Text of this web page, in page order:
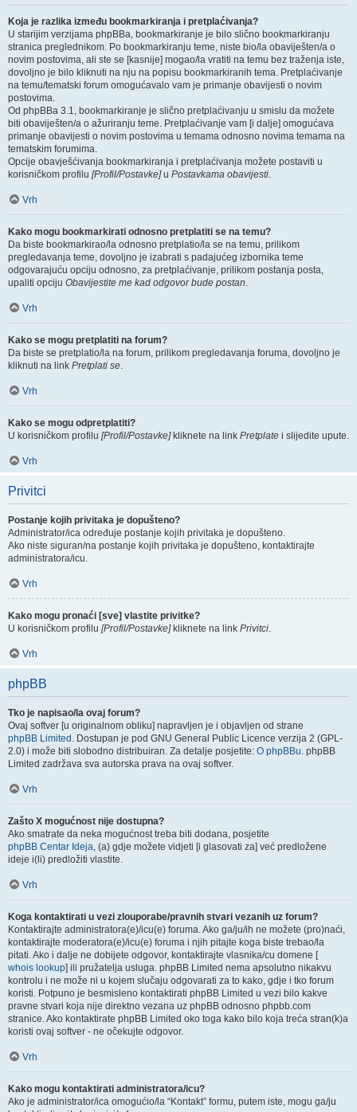
Koja je razlika između bookmarkiranja i pretplaćivanja?
U starijim verzijama phpBBa, bookmarkiranje je bilo slično bookmarkiranju
stranica preglednikom. Po bookmarkiranju teme, niste bio/la obaviješten/a o
novim postovima, ali ste se [kasnije] mogao/la vratiti na temu bez traženja iste,
dovoljno je bilo kliknuti na nju na popisu bookmarkiranih tema. Pretplaćivanje
na temu/tematski forum omogućavalo vam je primanje obavijesti o novim
postovima.
Od phpBBa 3.1, bookmarkiranje je slično pretplaćivanju u smislu da možete
biti obaviješten/a o ažuriranju teme. Pretplaćivanje vam [i dalje] omogućava
primanje obavijesti o novim postovima u temama odnosno novima temama na
tematskim forumima.
Opcije obavješćivanja bookmarkiranja i pretplaćivanja možete postaviti u
korisničkom profilu [Profil/Postavke]u Postavkama obavijesti.
Vrh
Kako mogu bookmarkirati odnosno pretplatiti se na temu?
Da biste bookmarkirao/la odnosno pretplatio/la se na temu, prilikom
pregledavanja teme, dovoljno je izabrati s padajućeg izbornika teme
odgovarajuću opciju odnosno, za pretplaćivanje, prilikom postanja posta,
upaliti opciju Obavijestite me kad odgovor bude postan.
Vrh
Kako se mogu pretplatiti na forum?
Da biste se pretplatio/la na forum, prilikom pregledavanja foruma, dovoljno je
kliknuti na link Pretplati se.
Vrh
Kako se mogu odpretplatiti?
U korisničkom profilu [Profil/Postavke]kliknete na link Pretplate i slijedite upute.
Vrh
Privitci
Postanje kojih privitaka je dopušteno?
Administrator/ica određuje postanje kojih privitaka je dopušteno.
Ako niste siguran/na postanje kojih privitaka je dopušteno, kontaktirajte
administratora/icu.
Vrh
Kako mogu pronaći [sve] vlastite privitke?
U korisničkom profilu [Profil/Postavke]kliknete na link Privitci.
Vrh
phpBB
Tko je napisao/la ovaj forum?
Ovaj softver [u originalnom obliku] napravljen je i objavljen od strane
phpBB Limited . Dostupan je pod GNU General Public Licence verzija 2 (GPL-
2.0) i može biti slobodno distribuiran. Za detalje posjetite: O phpBBu. phpBB
Limited zadržava sva autorska prava na ovaj softver.
Vrh
Zašto X mogućnost nije dostupna?
Ako smatrate da neka mogućnost treba biti dodana, posjetite
phpBB Centar Ideja, (a) gdje možete vidjeti [i glasovati za] već predložene
ideje i(li) predložiti vlastite.
Vrh
Koga kontaktirati u vezi zlouporabe/pravnih stvari vezanih uz forum?
Kontaktirajte administratora(e)/icu(e) foruma. Ako ga/ju/ih ne možete (pro)naći,
kontaktirajte moderatora(e)/icu(e) foruma i njih pitajte koga biste trebao/la
pitati. Ako i dalje ne dobijete odgovor, kontaktirajte vlasnika/cu domene [
whois lookup] ili pružatelja usluga. phpBB Limited nema apsolutno nikakvu
kontrolu i ne može ni u kojem slučaju odgovarati za to kako, gdje i tko forum
koristi. Potpuno je besmisleno kontaktirati phpBB Limited u vezi bilo kakve
pravne stvari koja nije direktno vezana uz phpBB odnosno phpbb.com
stranice. Ako kontaktirate phpBB Limited oko toga kako bilo koja treća stran(k)a
koristi ovaj softver - ne očekujte odgovor.
Vrh
Kako mogu kontaktirati administratora/icu?
Ako je administrator/ica omogućio/la “Kontakt” formu, putem iste, mogu ga/ju